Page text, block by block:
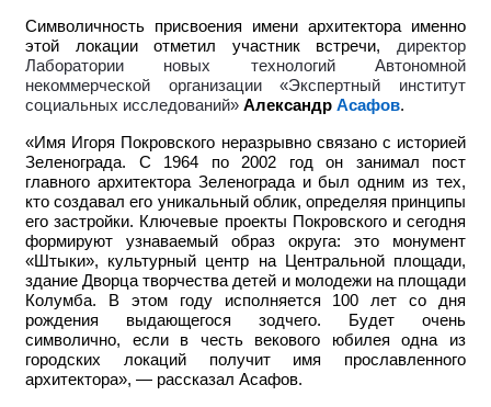
Символичность присвоения имени архитектора именно
этой локации отметил участник встречи, директор
Лаборатории новых технологий Автономной
некоммерческой организации «Экспертный институт
социальных исследований» Александр Асафов.
«Имя Игоря Покровского неразрывно связано с историей
Зеленограда. С 1964 по 2002 год он занимал пост
главного архитектора Зеленограда и был одним из тех,
кто создавал его уникальный облик, определяя принципы
его застройки. Ключевые проекты Покровского и сегодня
формируют узнаваемый образ округа: это монумент
«Штыки», культурный центр на Центральной площади,
здание Дворца творчества детей и молодежи на площади
Колумба. В этом году исполняется 100 лет со дня
рождения выдающегося зодчего. Будет очень
символично, если в честь векового юбилея одна из
городских локаций получит имя прославленного
архитектора», — рассказал Асафов.